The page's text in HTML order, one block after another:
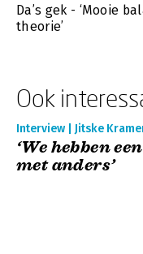
Da’s gek - ‘Mooie
theorie’
Ook
Interview | Jitske
‘We hebben
met anders’